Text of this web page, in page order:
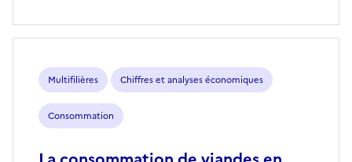
Multifilières Chiffres et analyses économiques
Consommation